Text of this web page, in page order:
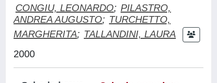
CONGIU, LEONARDO; PILASTRO,
ANDREA AUGUSTO; TURCHETTO,
MARGHERITA; TALLANDINI, LAURA
2000